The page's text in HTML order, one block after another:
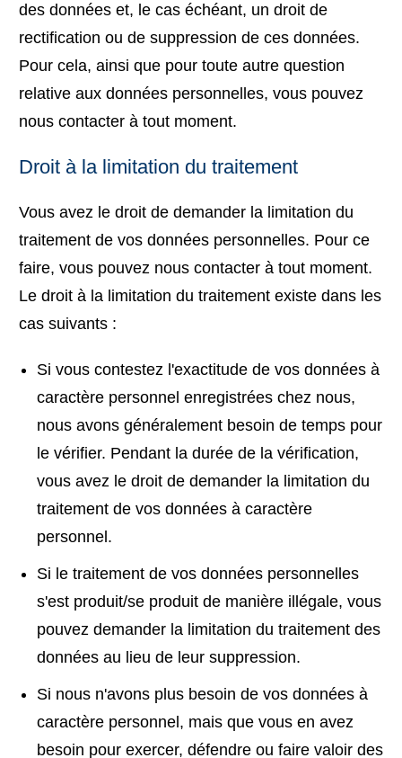
des données et, le cas échéant, un droit de
rectification ou de suppression de ces données.
Pour cela, ainsi que pour toute autre question
relative aux données personnelles, vous pouvez
nous contacter à tout moment.
Droit à la limitation du traitement
Vous avez le droit de demander la limitation du
traitement de vos données personnelles. Pour ce
faire, vous pouvez nous contacter à tout moment.
Le droit à la limitation du traitement existe dans les
cas suivants :
Si vous contestez l'exactitude de vos données à
caractère personnel enregistrées chez nous,
nous avons généralement besoin de temps pour
le vérifier. Pendant la durée de la vérification,
vous avez le droit de demander la limitation du
traitement de vos données à caractère
personnel.
Si le traitement de vos données personnelles
s'est produit/se produit de manière illégale, vous
pouvez demander la limitation du traitement des
données au lieu de leur suppression.
Si nous n'avons plus besoin de vos données à
caractère personnel, mais que vous en avez
besoin pour exercer, défendre ou faire valoir des